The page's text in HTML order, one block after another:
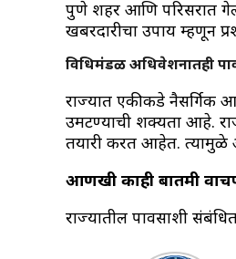
पुणे शहर आणि परिसरात
खबरदारीचा उपाय म्हणून
विधिमंडळ अधिवेशनातही
राज्यात एकीकडे नैसर्गिक
उमटण्याची शक्यता आहे.
तयारी करत आहेत. त्यामुळे
आणखी काही बातमी
राज्यातील पावसाशी